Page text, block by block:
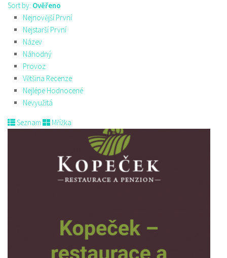
Sort by: Ověřeno
Nejnovější První
Nejstarší První
Název
Náhodný
Provoz
Většina Recenze
Nejlépe Hodnocené
Nevyužitá
Seznam Mřížka